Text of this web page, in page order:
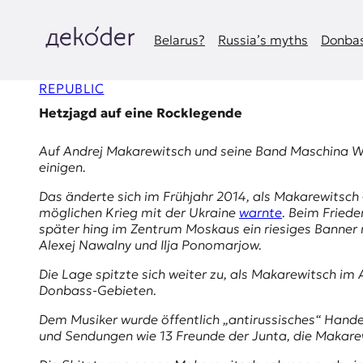
springen
Belarus? Russia’s myths
REPUBLIC
Hetzjagd auf eine Rocklegende
Auf Andrej Makarewitsch und seine Band Maschina
einigen.
Das änderte sich im Frühjahr 2014, als Makarewitsch
möglichen Krieg mit der Ukraine warnte. Beim
später hing im Zentrum Moskaus ein riesiges
Alexej Nawalny und Ilja Ponomarjow.
Die Lage spitzte sich weiter zu, als Makarewitsch
Donbass-Gebieten.
Dem Musiker wurde öffentlich „antirussisches“
und Sendungen wie 13 Freunde der Junta, die